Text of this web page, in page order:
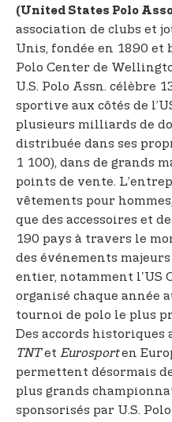
(United States Polo
association de clubs et
Unis, fondée en 1890 et
Polo Center de
U.S. Polo Assn. célèbre
sportive aux côtés de
plusieurs milliards de
distribuée dans ses
1 100), dans de grands
points de vente.
vêtements pour
que des accessoires et
190 pays à travers le
des événements
entier, notamment l'US
organisé chaque année
tournoi de polo le plus
Des accords historiques
TNTet Eurosporten
permettent désormais
plus grands
sponsorisés par U.S.